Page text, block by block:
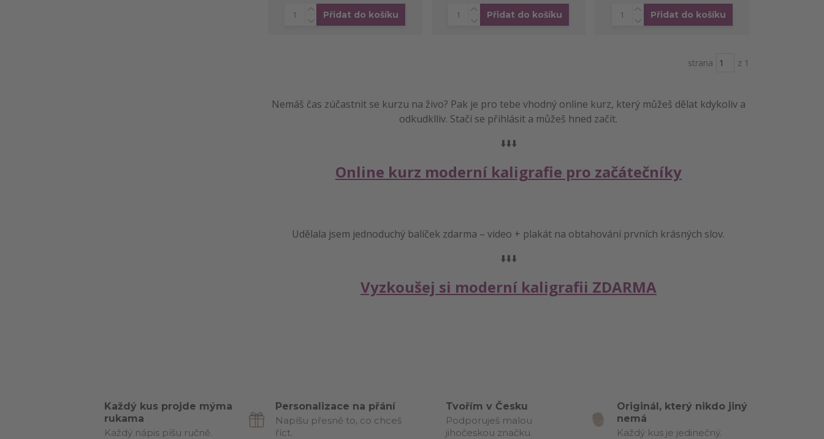
Přidat do košíku Přidat do košíku Přidat do košíku
strana z 1
Nemáš čas zúčastnit se kurzu na živo? Pak je pro tebe vhodný online kurz, který můžeš dělat kdykoliv a
odkudklliv. Stačí se přihlásit a můžeš hned začít.
⬇️⬇️⬇️
Online kurz moderní kaligrafie pro začátečníky
Udělala jsem jednoduchý balíček zdarma – video + plakát na obtahování prvních krásných slov.
⬇️⬇️⬇️
Vyzkoušej si moderní kaligrafii ZDARMA
Každý kus projde mýma
rukama
Každý nápis píšu ručně.
Personalizace na přání
Napíšu přesně to, co chceš
říct.
Tvořím v Česku
Podporuješ malou
jihočeskou značku.
Originál, který nikdo jiný
nemá
Každý kus je jedinečný.